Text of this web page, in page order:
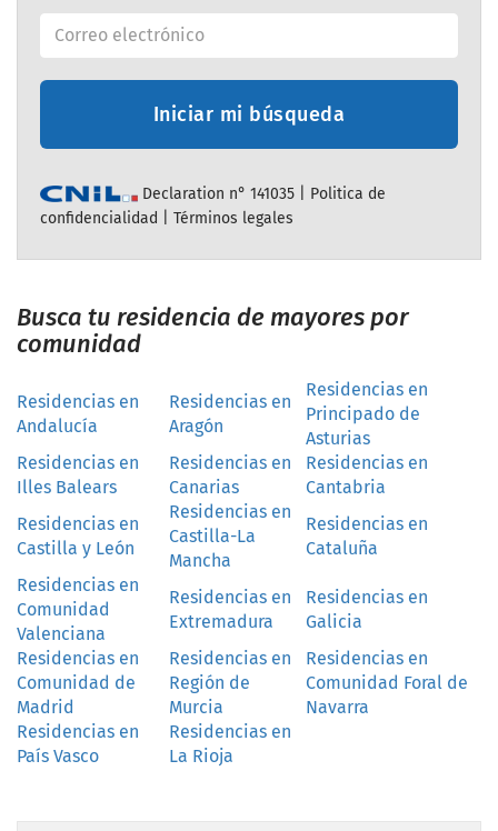
Iniciar mi búsqueda
Declaration n° 141035 | Politica de
confidencialidad
Términos legales
Busca tu residencia de mayores por
comunidad
Residencias en
Andalucía
Residencias en
Aragón
Residencias en
Principado de
Asturias
Residencias en
Illes Balears
Residencias en
Canarias
Residencias en
Cantabria
Residencias en
Castilla y León
Residencias en
Castilla-La
Mancha
Residencias en
Cataluña
Residencias en
Comunidad
Valenciana
Residencias en
Extremadura
Residencias en
Galicia
Residencias en
Comunidad de
Madrid
Residencias en
Región de
Murcia
Residencias en
Comunidad Foral de
Navarra
Residencias en
País Vasco
Residencias en
La Rioja